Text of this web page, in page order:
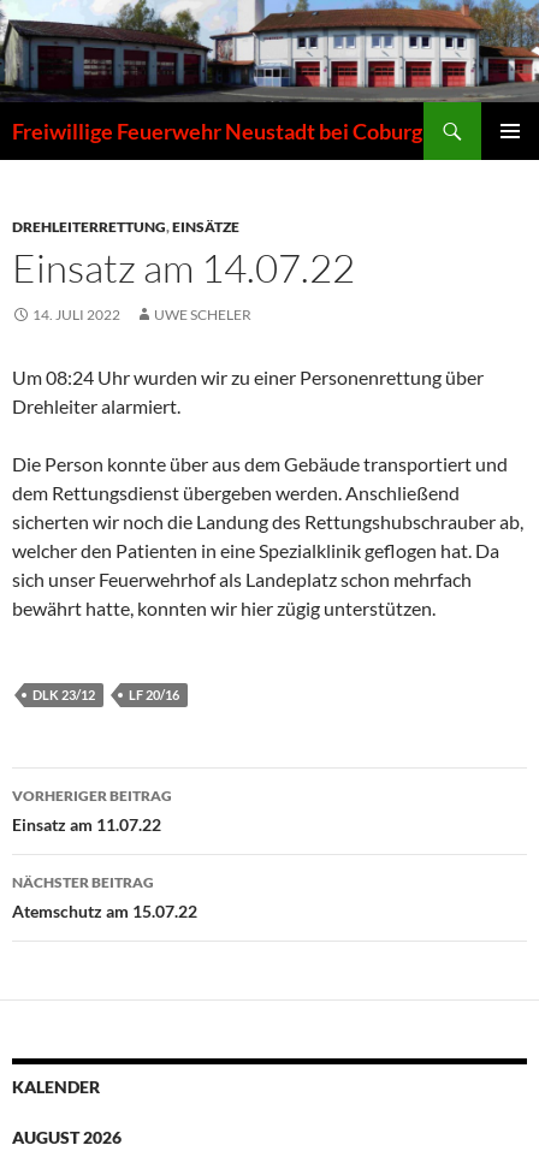
Zum
Inhalt
springen
Freiwillige Feuerwehr Neustadt bei Coburg
DREHLEITERRETTUNG,EINSÄTZE
Einsatz am 14.07.22
14. JULI 2022 UWE SCHELER
Um 08:24 Uhr wurden wir zu einer Personenrettung über
Drehleiter alarmiert.
Die Person konnte über aus dem Gebäude transportiert und
dem Rettungsdienst übergeben werden. Anschließend
sicherten wir noch die Landung des Rettungshubschrauber ab,
welcher den Patienten in eine Spezialklinik geflogen hat. Da
sich unser Feuerwehrhof als Landeplatz schon mehrfach
bewährt hatte, konnten wir hier zügig unterstützen.
DLK 23/12 LF 20/16
Beitragsnavigation
VORHERIGER BEITRAG
Einsatz am 11.07.22
NÄCHSTER BEITRAG
Atemschutz am 15.07.22
KALENDER
AUGUST 2026